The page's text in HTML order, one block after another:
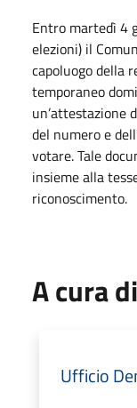
Entro martedì 4
elezioni) il
capoluogo della
temporaneo
un’attestazione
del numero e
votare. Tale
insieme alla
riconoscimento.
A cura di
Ufficio